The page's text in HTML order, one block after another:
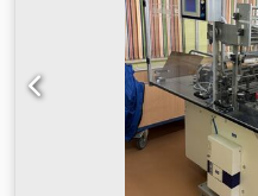
maks. 15 mm Zarf Uzunluk:
Genişlik: min. 162 mm –
min. 25 mm – maks. 70 mm
MAKİNE DETAYLARI Basılı
Aloxdii Hj Def Not: Makine
kullanıma sunulacaktır!